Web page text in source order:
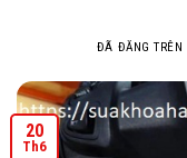
ĐÃ ĐĂNG TRÊN
20
Th6